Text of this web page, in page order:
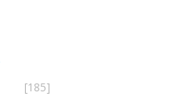
[185]